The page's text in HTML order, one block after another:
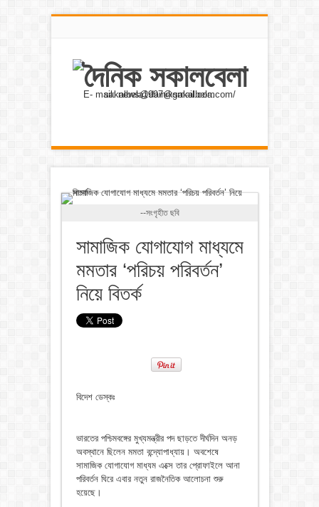
E- mail: news@dainiksakalbela.com/ sakalbela1997@gmail.com
--সংগৃহীত ছবি
সামাজিক যোগাযোগ মাধ্যমে
মমতার ‘পরিচয় পরিবর্তন’
নিয়ে বিতর্ক
বিদেশ ডেস্কঃ
ভারতের পশ্চিমবঙ্গের মুখ্যমন্ত্রীর পদ ছাড়তে দীর্ঘদিন অনড়
অবস্থানে ছিলেন মমতা বন্দ্যোপাধ্যায়। অবশেষে
সামাজিক যোগাযোগ মাধ্যম এক্সে তার প্রোফাইলে আনা
পরিবর্তন ঘিরে এবার নতুন রাজনৈতিক আলোচনা শুরু
হয়েছে।